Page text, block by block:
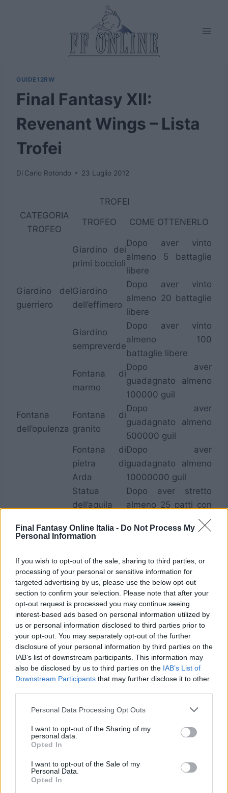
Final Fantasy Online Italia - Do Not Process My
Personal Information
If you wish to opt-out of the sale, sharing to third parties, or
processing of your personal or sensitive information for
targeted advertising by us, please use the below opt-out
section to confirm your selection. Please note that after your
opt-out request is processed you may continue seeing
interest-based ads based on personal information utilized by
us or personal information disclosed to third parties prior to
your opt-out. You may separately opt-out of the further
disclosure of your personal information by third parties on the
IAB’s list of downstream participants. This information may
also be disclosed by us to third parties on the IAB’s List of
Downstream Participants that may further disclose it to other
Personal Data Processing Opt Outs
I want to opt-out of the Sharing of my
personal data.
Opted In
I want to opt-out of the Sale of my
Personal Data.
Opted In
GUIDE12RW
Final Fantasy XII:
Revenant Wings – Lista
Trofei
Di Carlo Rotondo 23 Luglio 2012
TROFEI
CATEGORIA
TROFEO
TROFEO COME OTTENERLO
Giardino del
guerriero
Giardino dei
primi boccioli
Dopo aver vinto
almeno 5 battaglie
libere
Giardino
dell’effimero
Dopo aver vinto
almeno 20 battaglie
libere
Giardino
sempreverde
Dopo aver vinto
almeno 100
battaglie libere
Fontana
dell’opulenza
Fontana di
marmo
Dopo aver
guadagnato almeno
100000 guil
Fontana di
granito
Dopo aver
guadagnato almeno
500000 guil
Fontana di
pietra di
Arda
Dopo aver
guadagnato almeno
10000000 guil
Statua
Statua
dell’aquila
Dopo aver stretto
almeno 25 patti con
Statua della
Dopo aver stretto
gli Yarhi
Pomodoro
imbalsamato
Dopo aver stretto
patti con tutti gli
Yarhi
Stemma di
rame
Dopo aver raggiunto
il 10% di missioni
completate
Stemma
d’argento
Dopo aver raggiunto
il 25% di missioni
completate
Dopo aver raggiunto
il 45% di missioni
completate
Stemma
cangianti
Dopo aver raggiunto
completate